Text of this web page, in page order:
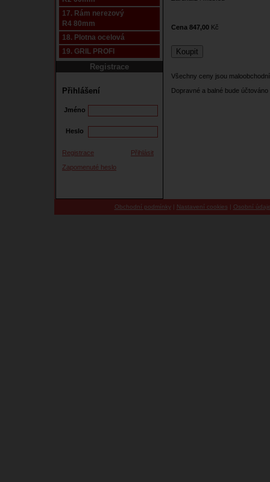
17. Rám nerezový
R4 80mm
18. Plotna ocelová
19. GRIL PROFI
Registrace
Přihlášení
Jméno
Heslo
Registrace
Přihlásit
Zapomenuté heslo
Cena 847,00 Kč
Všechny ceny jsou
Dopravné a balné bude
Obchodní podmínky| Nastavení cookies | Osobní